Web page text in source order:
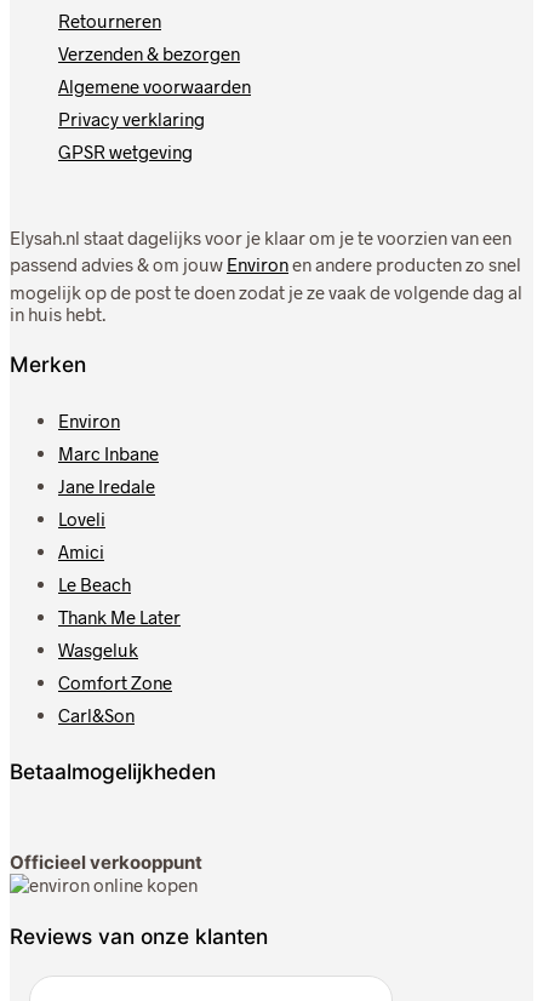
Retourneren
Verzenden & bezorgen
Algemene voorwaarden
Privacy verklaring
GPSR wetgeving
Elysah.nl staat dagelijks voor je klaar om je te voorzien van een
passend advies & om jouw Environen andere producten zo snel
mogelijk op de post te doen zodat je ze vaak de volgende dag al
in huis hebt.
Merken
Environ
Marc Inbane
Jane Iredale
Loveli
Amici
Le Beach
Thank Me Later
Wasgeluk
Comfort Zone
Carl&Son
Betaalmogelijkheden
Officieel verkooppunt
Reviews van onze klanten